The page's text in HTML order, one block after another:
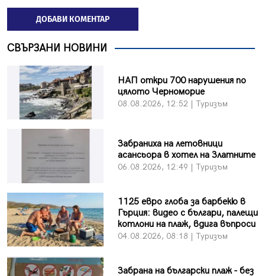
ДОБАВИ КОМЕНТАР
СВЪРЗАНИ НОВИНИ
НАП откри 700 нарушения по
цялото Черноморие
08.08.2026, 12:52 | Туризъм
Забраниха на летовници
асансьора в хотел на Златните
06.08.2026, 12:49 | Туризъм
1125 евро глоба за барбекю в
Гърция: видео с българи, палещи
котлони на плаж, вдига въпроси
04.08.2026, 08:18 | Туризъм
Забрана на български плаж - без